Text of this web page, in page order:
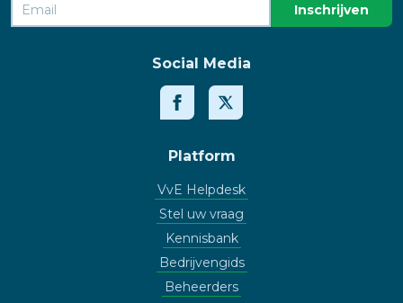
Social Media
Platform
VvE Helpdesk
Stel uw vraag
Kennisbank
Bedrijvengids
Beheerders